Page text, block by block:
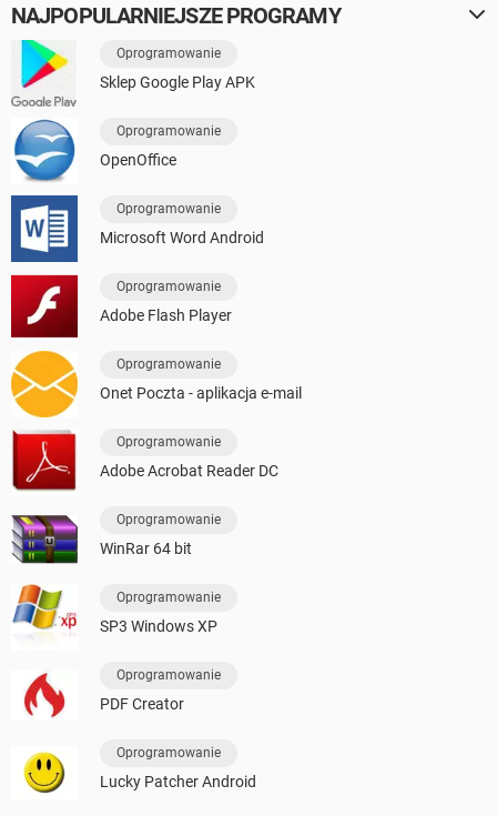
NAJPOPULARNIEJSZE PROGRAMY
Oprogramowanie
Sklep Google Play APK
Oprogramowanie
OpenOffice
Oprogramowanie
Microsoft Word Android
Oprogramowanie
Adobe Flash Player
Oprogramowanie
Onet Poczta - aplikacja e-mail
Oprogramowanie
Adobe Acrobat Reader DC
Oprogramowanie
WinRar 64 bit
Oprogramowanie
SP3 Windows XP
Oprogramowanie
PDF Creator
Oprogramowanie
Lucky Patcher Android